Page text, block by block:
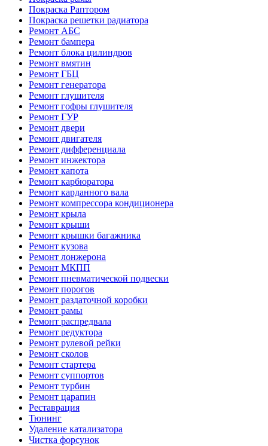
Покраска Раптором
Покраска решетки радиатора
Ремонт АБС
Ремонт бампера
Ремонт блока цилиндров
Ремонт вмятин
Ремонт ГБЦ
Ремонт генератора
Ремонт глушителя
Ремонт гофры глушителя
Ремонт ГУР
Ремонт двери
Ремонт двигателя
Ремонт дифференциала
Ремонт инжектора
Ремонт капота
Ремонт карбюратора
Ремонт карданного вала
Ремонт компрессора кондиционера
Ремонт крыла
Ремонт крыши
Ремонт крышки багажника
Ремонт кузова
Ремонт лонжерона
Ремонт МКПП
Ремонт пневматической подвески
Ремонт порогов
Ремонт раздаточной коробки
Ремонт рамы
Ремонт распредвала
Ремонт редуктора
Ремонт рулевой рейки
Ремонт сколов
Ремонт стартера
Ремонт суппортов
Ремонт турбин
Ремонт царапин
Реставрация
Тюнинг
Удаление катализатора
Чистка форсунок